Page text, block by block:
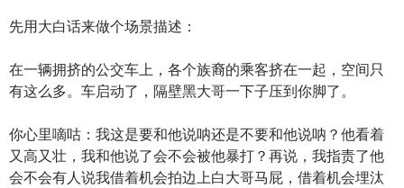
先用大白话来做个场景描述：
在一辆拥挤的公交车上，各个族裔的乘客挤在一起，空间只
有这么多。车启动了，隔壁黑大哥一下子压到你脚了。
你心里嘀咕：我这是要和他说呐还是不要和他说呐？他看着
又高又壮，我和他说了会不会被他暴打？再说，我指责了他
会不会有人说我借着机会拍边上白大哥马屁，借着机会埋汰